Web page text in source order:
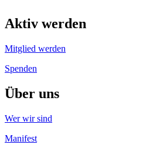
Aktiv werden
Mitglied werden
Spenden
Über uns
Wer wir sind
Manifest